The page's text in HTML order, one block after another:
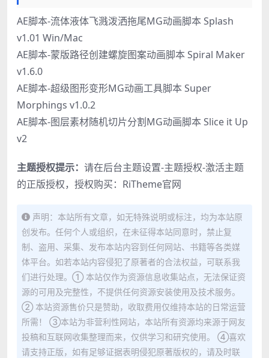
AE脚本-流体液体飞溅泼洒拖尾MG动画脚本 Splash
v1.01 Win/Mac
AE脚本-蒙版路径创建螺旋图案动画脚本 Spiral Maker
v1.6.0
AE脚本-超级图形变形MG动画工具脚本 Super
Morphings v1.0.2
AE脚本-图层素材随机切片分割MG动画脚本 Slice it Up
v2
主题授权提示： 请在后台主题设置-主题授权-激活主题
的正版授权，授权购买： RiTheme官网
声明：本站所有文章，如无特殊说明或标注，均为本站原
创发布。任何个人或组织，在未征得本站同意时，禁止复
制、盗用、采集、发布本站内容到任何网站、书籍等各类媒
体平台。如若本站内容侵犯了原著者的合法权益，可联系我
们进行处理。① 本站仅作为资源信息收集站点，无法保证资
源的可用及完整性，不提供任何资源安装使用及技术服务。
② 本站资源售价只是赞助，收取费用仅维持本站的日常运营
所需！ ③本站为非营利性网站，本站所有资源均来源于网友
投稿和互联网收集整理而来，仅供学习和研究使用。 ④喜欢
请支持正版，如有足够证据表明侵犯原著版权的，请及时联